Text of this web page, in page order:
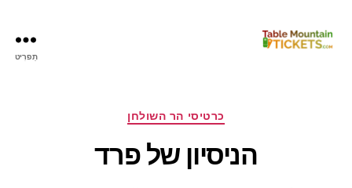
תַפרִיט
קטגוריות
כרטיסי הר השולחן
הניסיון של פרד